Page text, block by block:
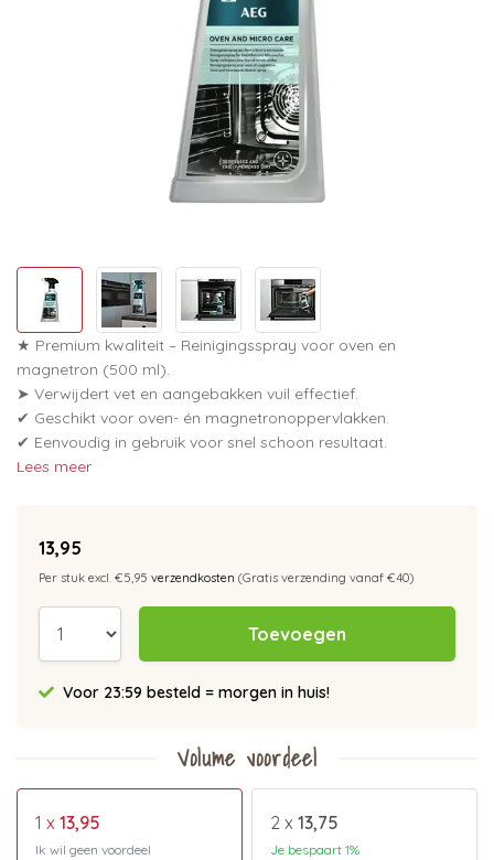
★ Premium kwaliteit – Reinigingsspray voor oven en
magnetron (500 ml).
➤ Verwijdert vet en aangebakken vuil effectief.
✔ Geschikt voor oven- én magnetronoppervlakken.
✔ Eenvoudig in gebruik voor snel schoon resultaat.
Lees meer
13,95
Per stuk excl. €5,95 verzendkosten (Gratis verzending vanaf €40)
Toevoegen
Voor 23:59 besteld = morgen in huis!
Volume voordeel
1 x 13,95
Ik wil geen voordeel
2 x 13,75
Je bespaart 1%